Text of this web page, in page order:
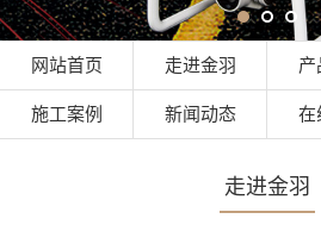
网站首页 走进金羽 产
施工案例 新闻动态 在
走进金羽